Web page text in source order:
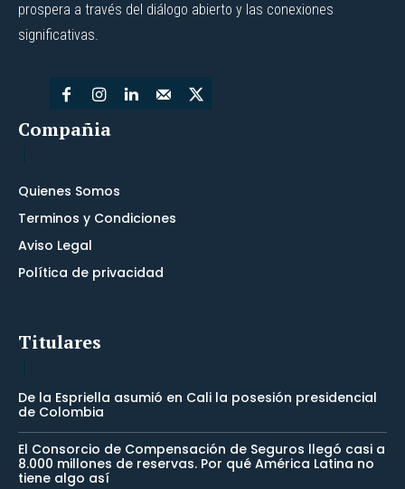
prospera a través del diálogo abierto y las conexiones
significativas.
Compañia
Quienes Somos
Terminos y Condiciones
Aviso Legal
Política de privacidad
Titulares
De la Espriella asumió en Cali la posesión presidencial
de Colombia
El Consorcio de Compensación de Seguros llegó casi a
8.000 millones de reservas. Por qué América Latina no
tiene algo así